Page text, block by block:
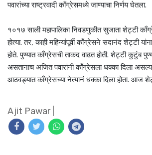
पवारांच्या राष्ट्रवादी काँग्रेसमध्ये जाण्याचा निर्णय घेतला.
१०१७ साली महापालिका निवडणुकीत सुजाता शेट्टी
होत्या. तर, काही महिन्यांपूर्वी काँग्रेसने सदानंद शेट्टी
होते. पुण्यात काँग्रेसची ताकद वाढत होती. शेट्टी कुटुंब
असतानाच अजित पवारांनी काँग्रेसला धक्का दिला
आठवड्यात काँग्रेसच्या नेत्यानं धक्का दिला होता. आज
Ajit Pawar|